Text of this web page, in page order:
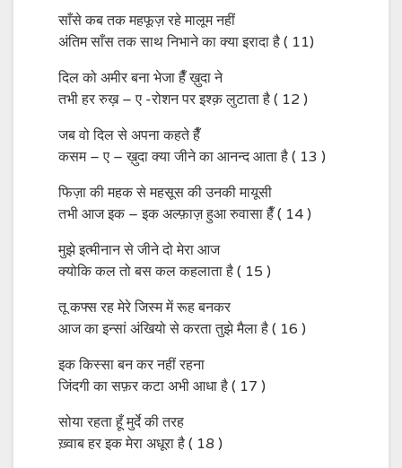
साँसे कब तक महफूज़ रहे मालूम नहीं
अंतिम साँस तक साथ निभाने का क्या इरादा है ( 11)
दिल को अमीर बना भेजा हैँ ख़ुदा ने
तभी हर रुख़ – ए -रोशन पर इश्क़ लुटाता है ( 12 )
जब वो दिल से अपना कहते हैँ
कसम – ए – ख़ुदा क्या जीने का आनन्द आता है ( 13 )
फिज़ा की महक से महसूस की उनकी मायूसी
तभी आज इक – इक अल्फ़ाज़ हुआ रुवासा हैँ ( 14 )
मुझे इत्मीनान से जीने दो मेरा आज
क्योकि कल तो बस कल कहलाता है ( 15 )
तू कफ्स रह मेरे जिस्म में रूह बनकर
आज का इन्सां अंखियो से करता तुझे मैला है ( 16 )
इक किस्सा बन कर नहीं रहना
जिंदगी का सफ़र कटा अभी आधा है ( 17 )
सोया रहता हूँ मुर्दे की तरह
ख़्वाब हर इक मेरा अधूरा है ( 18 )